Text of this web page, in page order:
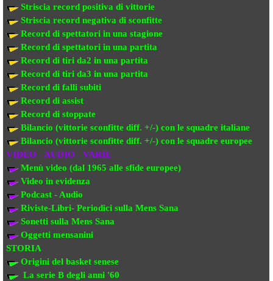
Striscia record positiva di vittorie
Striscia record negativa di sconfitte
Record di spettatori in una stagione
Record di spettatori in una partita
Record di tiri da2 in una partita
Record di tiri da3 in una partita
Record di falli subiti
Record di assist
Record di stoppate
Bilancio (vittorie sconfitte diff. +/-) con le squadre italiane
Bilancio (vittorie sconfitte diff. +/-) con le squadre europee
VIDEO - AUDIO - VARIE
Menù video (dal 1965 alle sfide europee)
Video in evidenza
Podcast - Audio
Riviste-Libri- Periodici sulla Mens Sana
Sonetti sulla Mens Sana
Oggetti mensanini
STORIA
Origini del basket senese
La serie B degli anni '60